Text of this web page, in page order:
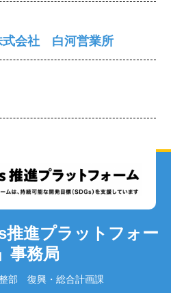
式会社 白河営業所
推進プラットフォー
事務局
部 復興・総合計画課